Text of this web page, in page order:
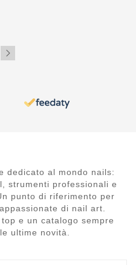
dedicato al mondo nails:
strumenti professionali e
punto di riferimento per
di nail art.
e un catalogo sempre
ultime novità.